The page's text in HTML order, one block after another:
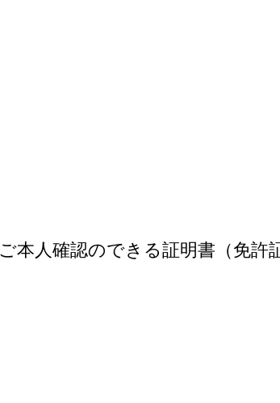
本人確認のできる証明書（免許